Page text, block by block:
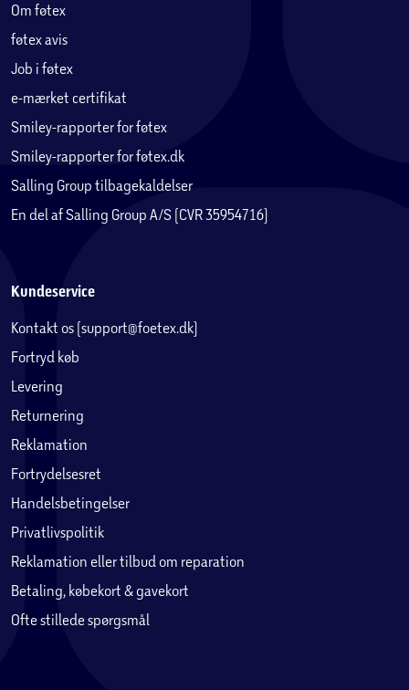
Om føtex
føtex avis
Job i føtex
e-mærket certifikat
Smiley-rapporter for føtex
Smiley-rapporter for føtex.dk
Salling Group tilbagekaldelser
En del af Salling Group A/S (CVR 35954716)
Kundeservice
Kontakt os (support@foetex.dk)
Fortryd køb
Levering
Returnering
Reklamation
Fortrydelsesret
Handelsbetingelser
Privatlivspolitik
Reklamation eller tilbud om reparation
Betaling, købekort & gavekort
Ofte stillede spørgsmål